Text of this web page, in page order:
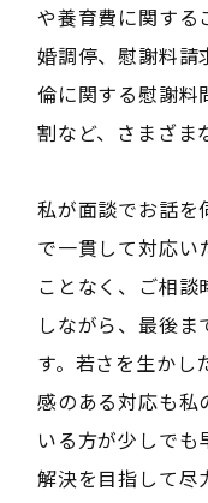
や養育費に関する
婚調停、慰謝料請
倫に関する慰謝料
割など、さまざま
私が面談でお話を
で一貫して対応い
ことなく、ご相
しながら、最後
す。若さを生かし
感のある対応も私
いる方が少しで
解決を目指して尽